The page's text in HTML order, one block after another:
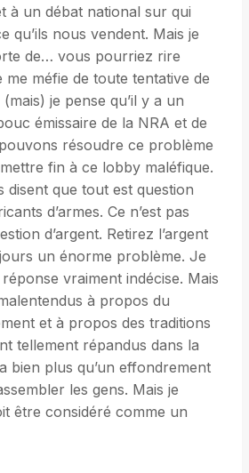
à un débat national sur qui
qu’ils nous vendent. Mais je
de… vous pourriez rire
me méfie de toute tentative de
je pense qu’il y a un
émissaire de la NRA et de
résoudre ce problème
fin à ce lobby maléfique.
disent que tout est question
d’armes. Ce n’est pas
d’argent. Retirez l’argent
un énorme problème. Je
réponse vraiment indécise. Mais
à propos du
et à propos des traditions
tellement répandus dans la
bien plus qu’un effondrement
les gens. Mais je
être considéré comme un